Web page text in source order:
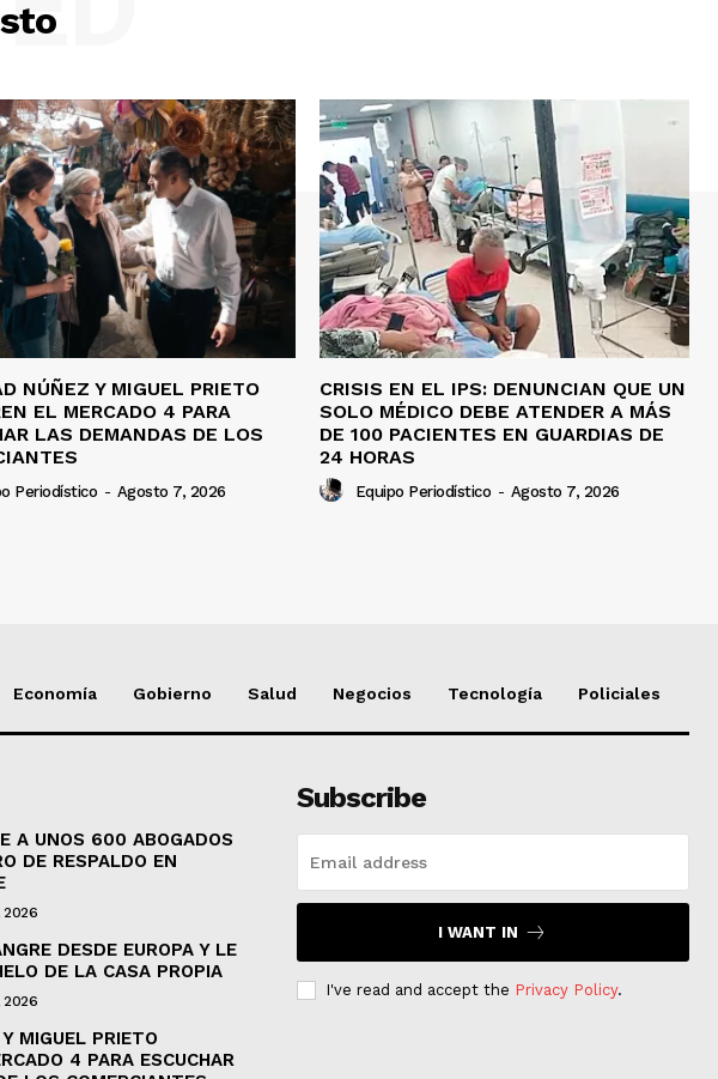
NÚÑEZ Y MIGUEL PRIETO
EL MERCADO 4 PARA
LAS DEMANDAS DE LOS
Periodístico - Agosto 7, 2026
CRISIS EN EL IPS: DENUNCIAN QUE UN
SOLO MÉDICO DEBE ATENDER A MÁS
DE 100 PACIENTES EN GUARDIAS DE
24 HORAS
Equipo Periodístico - Agosto 7, 2026
Economía Gobierno Salud Negocios Tecnología Policiales
A UNOS 600 ABOGADOS
DE RESPALDO EN
2026
DESDE EUROPA Y LE
DE LA CASA PROPIA
2026
MIGUEL PRIETO
4 PARA ESCUCHAR
Subscribe
I WANT IN
I've read and accept the Privacy Policy.